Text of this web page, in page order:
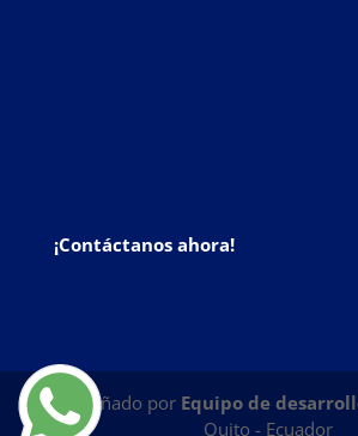
¡Contáctanos ahora!
Diseñado por Equipo de
Quito - Ecuador